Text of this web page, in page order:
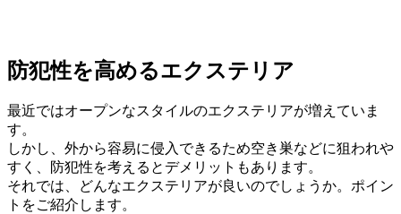
防犯性を高めるエクステリア
最近ではオープンなスタイルのエクステリアが増えていま
す。
しかし、外から容易に侵入できるため空き巣などに狙われや
すく、防犯性を考えるとデメリットもあります。
それでは、どんなエクステリアが良いのでしょうか。ポイン
トをご紹介します。